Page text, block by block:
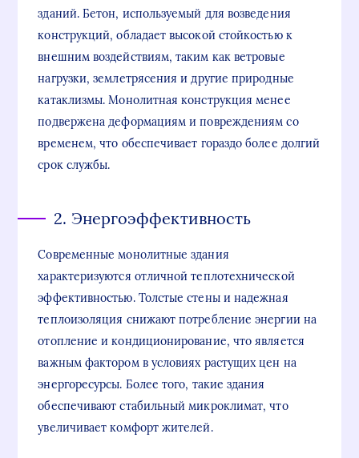
зданий. Бетон, используемый для возведения
конструкций, обладает высокой стойкостью к
внешним воздействиям, таким как ветровые
нагрузки, землетрясения и другие природные
катаклизмы. Монолитная конструкция менее
подвержена деформациям и повреждениям со
временем, что обеспечивает гораздо более долгий
срок службы.
2. Энергоэффективность
Современные монолитные здания
характеризуются отличной теплотехнической
эффективностью. Толстые стены и надежная
теплоизоляция снижают потребление энергии на
отопление и кондиционирование, что является
важным фактором в условиях растущих цен на
энергоресурсы. Более того, такие здания
обеспечивают стабильный микроклимат, что
увеличивает комфорт жителей.